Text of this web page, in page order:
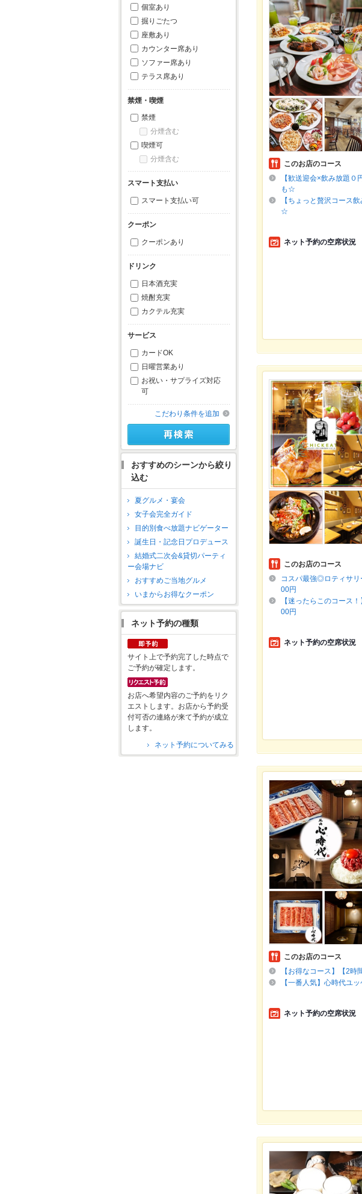
個室あり
掘りごたつ
座敷あり
カウンター席あり
ソファー席あり
テラス席あり
禁煙・喫煙
禁煙
分煙含む
喫煙可
分煙含む
スマート支払い
スマート支払い可
クーポン
クーポンあり
ドリンク
日本酒充実
焼酎充実
カクテル充実
サービス
カードOK
日曜営業あり
お祝い・サプライズ対応
可
こだわり条件を追加
おすすめのシーンから絞り
込む
夏グルメ・宴会
女子会完全ガイド
目的別食べ放題ナビゲーター
誕生日・記念日プロデュース
結婚式二次会&貸切パーティ
ー会場ナビ
おすすめご当地グルメ
いまからお得なクーポン
ネット予約の種類
サイト上で予約完了した時点で
ご予約が確定します。
お店へ希望内容のご予約をリク
エストします。お店から予約受
付可否の連絡が来て予約が成立
します。
ネット予約についてみる
このお店のコース
【歓送迎会×飲み放題
も☆
【ちょっと贅沢コース
☆
ネット予約の空席状況
このお店のコース
コスパ最強◎ロティサリ
00円
【迷ったらこのコース
00円
ネット予約の空席状況
このお店のコース
【お得なコース】【2
【一番人気】心時代ユ
ネット予約の空席状況